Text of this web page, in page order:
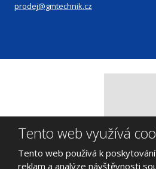
prodej@gmtechnik.cz
© 2026 GM Technik s.r.o.,
Mapa stránek | Podmínky použití |
Tento web využívá
Tento web používá k
reklam a analýze návštěvnosti